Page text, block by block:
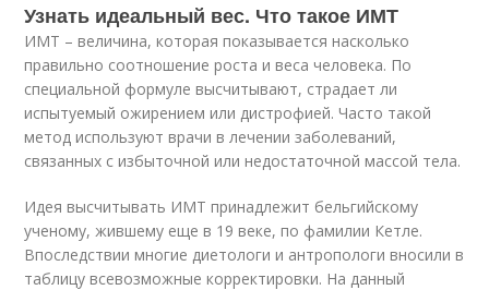
Узнать идеальный вес. Что такое ИМТ
ИМТ – величина, которая показывается насколько
правильно соотношение роста и веса человека. По
специальной формуле высчитывают, страдает ли
испытуемый ожирением или дистрофией. Часто такой
метод используют врачи в лечении заболеваний,
связанных с избыточной или недостаточной массой тела.
Идея высчитывать ИМТ принадлежит бельгийскому
ученому, жившему еще в 19 веке, по фамилии Кетле.
Впоследствии многие диетологи и антропологи вносили в
таблицу всевозможные корректировки. На данный